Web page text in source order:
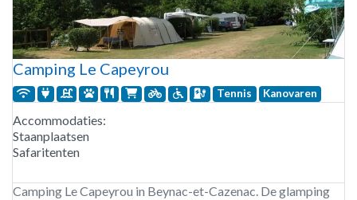
Camping Le Capeyrou
Tennis Kanovaren
Accommodaties:
Staanplaatsen
Safaritenten
Camping Le Capeyrou in Beynac-et-Cazenac. De glamping